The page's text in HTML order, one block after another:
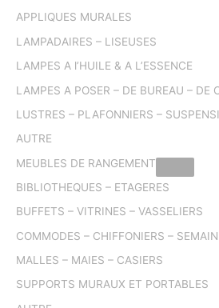
APPLIQUES MURALES
LAMPADAIRES – LISEUSES
LAMPES A l’HUILE & A L’ESSENCE
LAMPES A POSER – DE BUREAU – DE
LUSTRES – PLAFONNIERS –
AUTRE
MEUBLES DE RANGEMENT
BIBLIOTHEQUES – ETAGERES
BUFFETS – VITRINES – VASSELIERS
COMMODES – CHIFFONIERS –
MALLES – MAIES – CASIERS
SUPPORTS MURAUX ET PORTABLES